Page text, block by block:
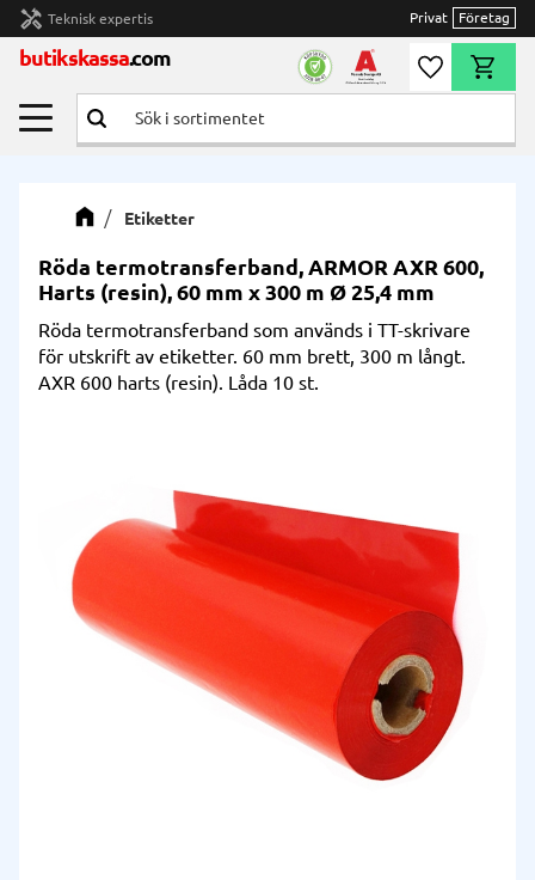
Meny
handyman Teknisk expertis Privat Företag
butikskassa.com Önskelista
Etiketter
Röda termotransferband, ARMOR AXR 600,
Harts (resin), 60 mm x 300 m Ø 25,4 mm
Röda termotransferband som används i TT-skrivare
för utskrift av etiketter. 60 mm brett, 300 m långt.
AXR 600 harts (resin). Låda 10 st.